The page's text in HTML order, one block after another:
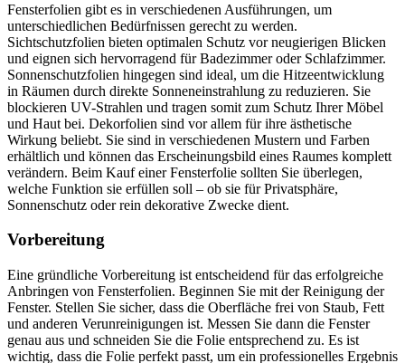
Fensterfolien gibt es in verschiedenen Ausführungen, um
unterschiedlichen Bedürfnissen gerecht zu werden.
Sichtschutzfolien bieten optimalen Schutz vor neugierigen Blicken
und eignen sich hervorragend für Badezimmer oder Schlafzimmer.
Sonnenschutzfolien hingegen sind ideal, um die Hitzeentwicklung
in Räumen durch direkte Sonneneinstrahlung zu reduzieren. Sie
blockieren UV-Strahlen und tragen somit zum Schutz Ihrer Möbel
und Haut bei. Dekorfolien sind vor allem für ihre ästhetische
Wirkung beliebt. Sie sind in verschiedenen Mustern und Farben
erhältlich und können das Erscheinungsbild eines Raumes komplett
verändern. Beim Kauf einer Fensterfolie sollten Sie überlegen,
welche Funktion sie erfüllen soll – ob sie für Privatsphäre,
Sonnenschutz oder rein dekorative Zwecke dient.
Vorbereitung
Eine gründliche Vorbereitung ist entscheidend für das erfolgreiche
Anbringen von Fensterfolien. Beginnen Sie mit der Reinigung der
Fenster. Stellen Sie sicher, dass die Oberfläche frei von Staub, Fett
und anderen Verunreinigungen ist. Messen Sie dann die Fenster
genau aus und schneiden Sie die Folie entsprechend zu. Es ist
wichtig, dass die Folie perfekt passt, um ein professionelles Ergebnis